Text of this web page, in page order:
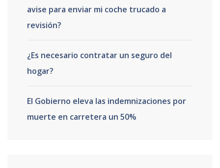
avise para enviar mi coche trucado a
revisión?
¿Es necesario contratar un seguro del
hogar?
El Gobierno eleva las indemnizaciones por
muerte en carretera un 50%